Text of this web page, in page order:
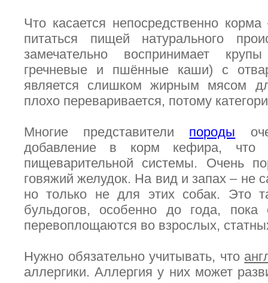
Что касается непосредственно
питаться пищей натурального
замечательно воспринимает
гречневые и пшённые каши) с
является слишком жирным мясом
плохо переваривается, потому
Многие представители породы
добавление в корм кефира, что
пищеварительной системы. Очень
говяжий желудок. На вид и запах – не
но только не для этих собак. Это
бульдогов, особенно до года, пока
перевоплощаются во взрослых,
Нужно обязательно учитывать, что
аллергики. Аллергия у них может